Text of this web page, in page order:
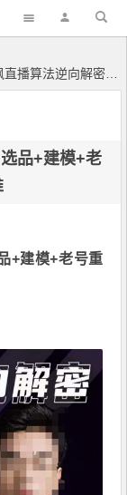
向解密980线上课，选品+建模+老号重启+控流+罗盘分析+小店随心推
品+建模+老
+建模+老号重